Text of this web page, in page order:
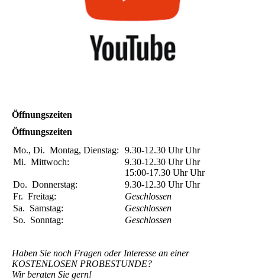
Öffnungszeiten
Öffnungszeiten
Mo., Di. Montag, Dienstag: 9.30-12.30 UhrUhr
Mi. Mittwoch: 9.30-12.30 UhrUhr
15:00-17.30 UhrUhr
Do. Donnerstag: 9.30-12.30 UhrUhr
Fr. Freitag:
Geschlossen
Sa. Samstag:
Geschlossen
So. Sonntag: Geschlossen
Haben Sie noch Fragen oder Interesse an einer
KOSTENLOSEN PROBESTUNDE?
Wir beraten Sie gern!